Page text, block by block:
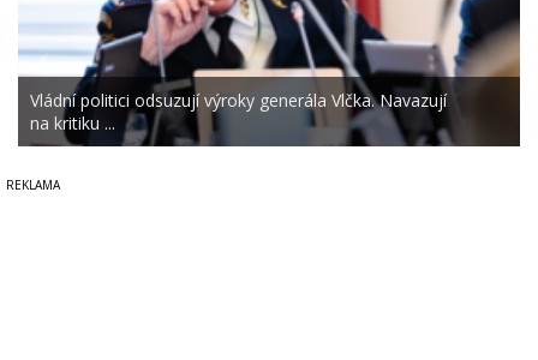
Vládní politici odsuzují výroky generála Vlčka. Navazují
na kritiku ...